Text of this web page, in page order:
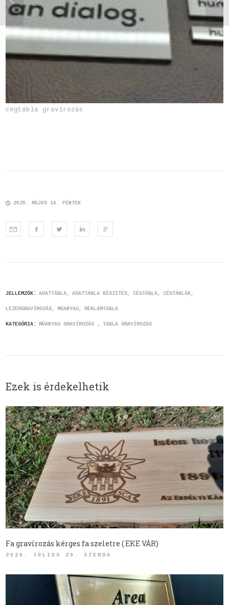
cégtábla gravírozás
2025. MÁJUS 16. PÉNTEK
JELLEMZŐK: ADATTÁBLA ADATTÁBLA KÉSZÍTÉS CÉGTÁBLA CÉGTÁBLÁK
LÉZERGRAVÍROZÁS MŰANYAG REKLÁMTÁBLA
KATEGÓRIA: MŰANYAG GRAVÍROZÁS TÁBLA GRAVÍROZÁS
Ezek is érdekelhetik
Fa gravírozás kérges fa szeletre ( EKE VÁR)
2026. JÚLIUS 29. SZERDA